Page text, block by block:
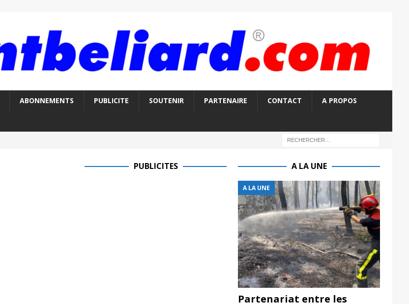
ABONNEMENTS PUBLICITE SOUTENIR PARTENAIRE CONTACT A PROPOS
PUBLICITES A LA UNE
A LA UNE
Partenariat entre les